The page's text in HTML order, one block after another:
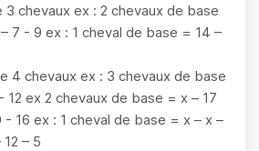
3 chevaux ex : 2 chevaux de base
7 - 9 ex : 1 cheval de base = 14 –
4 chevaux ex : 3 chevaux de base
12 ex 2 chevaux de base = x – 17
- 16 ex : 1 cheval de base = x – x –
– 5